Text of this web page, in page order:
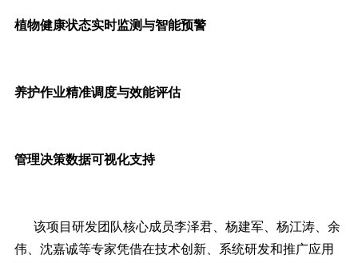
植物健康状态实时监测与智能预警
养护作业精准调度与效能评估
管理决策数据可视化支持
该项目研发团队核心成员李泽君、杨建军、杨江涛、余
伟、沈嘉诚等专家凭借在技术创新、系统研发和推广应用